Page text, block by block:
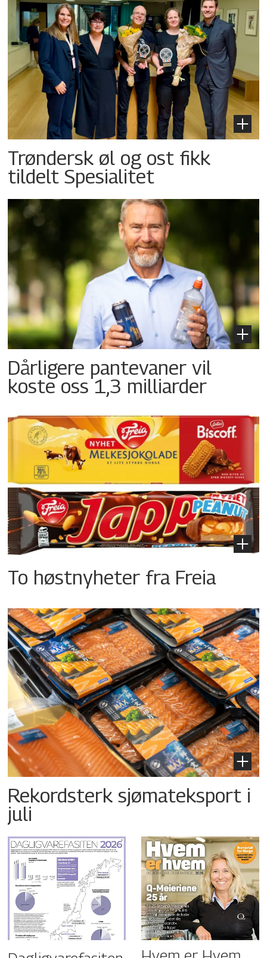
Trøndersk øl og ost fikk
tildelt Spesialitet
Dårligere pantevaner vil
koste oss 1,3 milliarder
To høstnyheter fra Freia
Rekordsterk sjømateksport i
juli